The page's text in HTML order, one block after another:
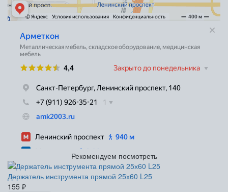
Рекомендуем посмотреть
Держатель инструмента прямой 25х60 L25
155 ₽